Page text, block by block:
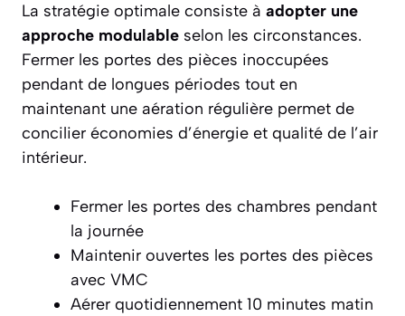
La stratégie optimale consiste à adopter une
approche modulable selon les circonstances.
Fermer les portes des pièces inoccupées
pendant de longues périodes tout en
maintenant une aération régulière permet de
concilier économies d’énergie et qualité de l’air
intérieur.
Fermer les portes des chambres pendant
la journée
Maintenir ouvertes les portes des pièces
avec VMC
Aérer quotidiennement 10 minutes matin